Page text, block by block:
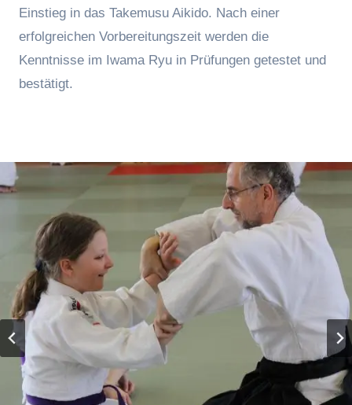
Einstieg in das Takemusu Aikido. Nach einer
erfolgreichen Vorbereitungszeit werden die
Kenntnisse im Iwama Ryu in Prüfungen getestet und
bestätigt.